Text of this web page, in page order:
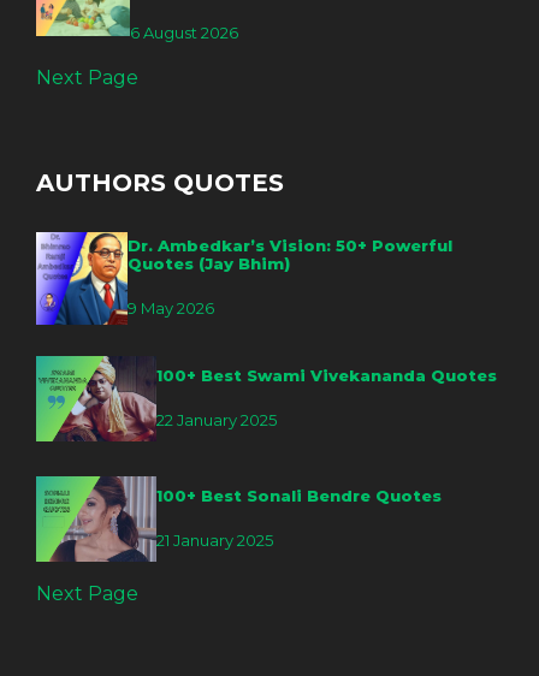
6 August 2026
Next Page
AUTHORS QUOTES
Dr. Ambedkar’s Vision: 50+ Powerful
Quotes (Jay Bhim)
9 May 2026
100+ Best Swami Vivekananda Quotes
22 January 2025
100+ Best Sonali Bendre Quotes
21 January 2025
Next Page